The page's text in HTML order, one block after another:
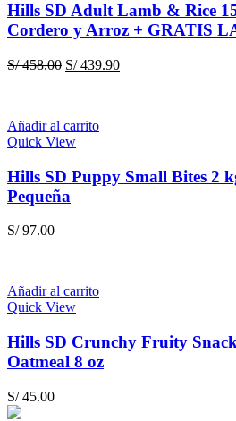
Hills SD Adult Lamb & Rice
Cordero y Arroz + GRATIS
S/458.00 El
S/ 458.00.
S/439.90El
Añadir al carrito
Quick View
Hills SD Puppy Small Bites 2
Pequeña
S/97.00
Añadir al carrito
Quick View
Hills SD Crunchy Fruity
Oatmeal 8 oz
S/45.00